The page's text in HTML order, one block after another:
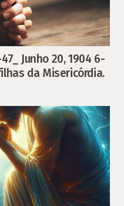
Junho 20, 1904 6-
da Misericórdia.